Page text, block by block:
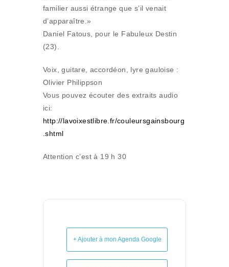
familier aussi étrange que s’il venait
d’apparaître.»
Daniel Fatous, pour le Fabuleux Destin
(23).
Voix, guitare, accordéon, lyre gauloise :
Olivier Philippson
Vous pouvez écouter des extraits audio
ici:
http://lavoixestlibre.fr/couleursgainsbourg
.shtml
Attention c’est à 19 h 30
+ Ajouter à mon Agenda Google